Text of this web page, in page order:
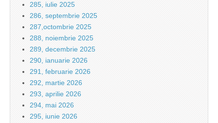
285, iulie 2025
286, septembrie 2025
287,octombrie 2025
288, noiembrie 2025
289, decembrie 2025
290, ianuarie 2026
291, februarie 2026
292, martie 2026
293, aprilie 2026
294, mai 2026
295, iunie 2026